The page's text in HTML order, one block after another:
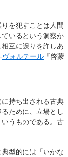
を犯すことは人間
いるという洞察か
互に誤りを許しあ
ヴォルテール 『啓蒙
持ち出される古典
るために、立場とし
うものである。古
型的には「いかな